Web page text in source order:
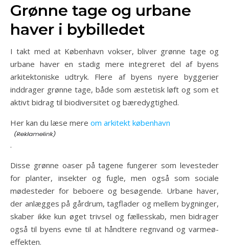
Grønne tage og urbane
haver i bybilledet
I takt med at København vokser, bliver grønne tage og
urbane haver en stadig mere integreret del af byens
arkitektoniske udtryk. Flere af byens nyere byggerier
inddrager grønne tage, både som æstetisk løft og som et
aktivt bidrag til biodiversitet og bæredygtighed.
Her kan du læse mere om arkitekt københavn
.
Disse grønne oaser på tagene fungerer som levesteder
for planter, insekter og fugle, men også som sociale
mødesteder for beboere og besøgende. Urbane haver,
der anlægges på gårdrum, tagflader og mellem bygninger,
skaber ikke kun øget trivsel og fællesskab, men bidrager
også til byens evne til at håndtere regnvand og varmeø-
effekten.